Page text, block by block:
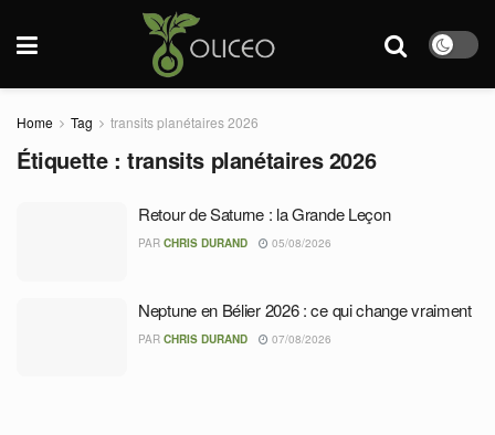
Home Tag transits planétaires 2026
Étiquette :transits planétaires 2026
Retour de Saturne : la Grande Leçon
PAR CHRIS DURAND 05/08/2026
Neptune en Bélier 2026 : ce qui change vraiment
PAR CHRIS DURAND 07/08/2026